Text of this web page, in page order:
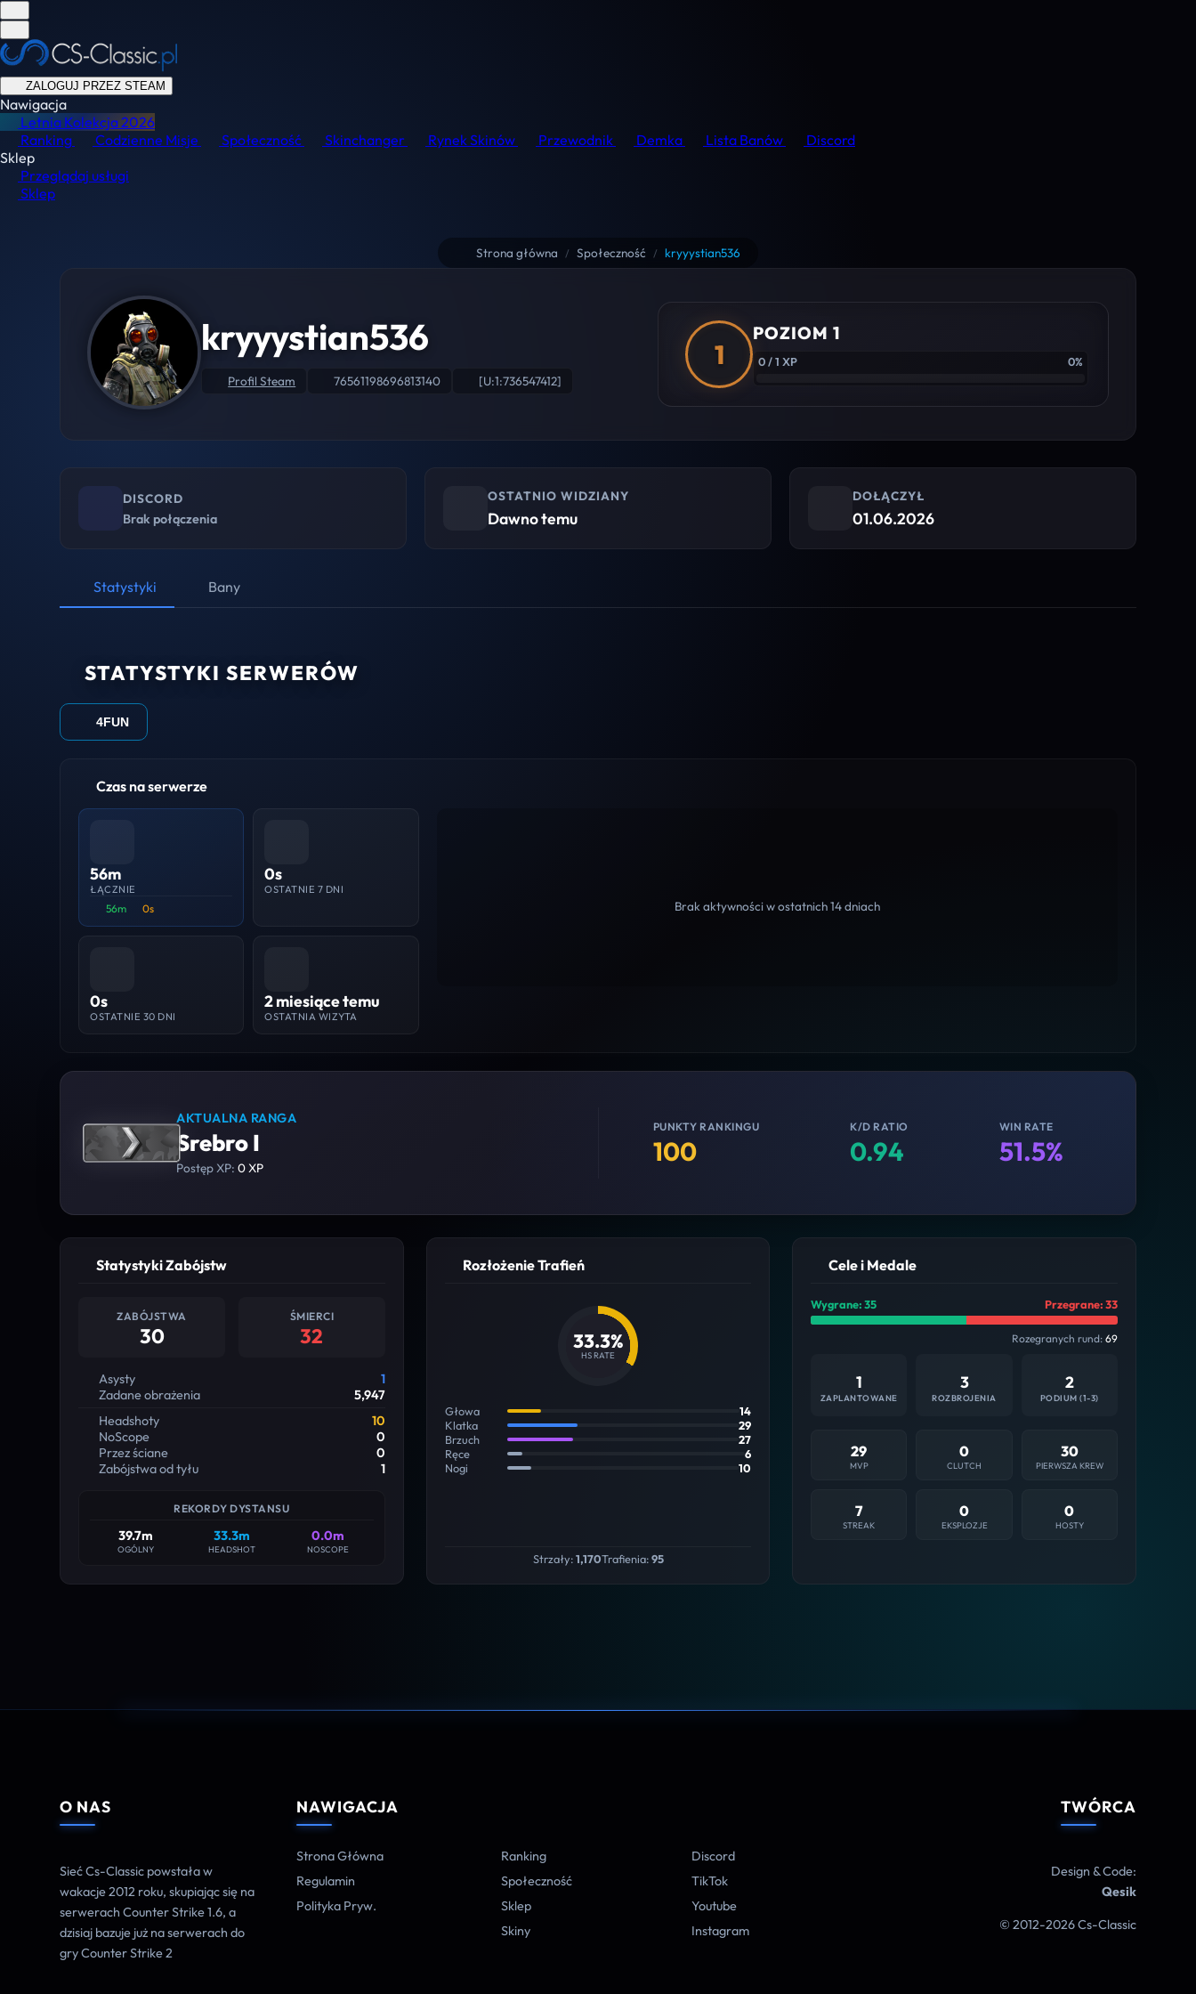
ZALOGUJ PRZEZ STEAM
Nawigacja
Letnia Kolekcja2026
Ranking
Codzienne Misje Społeczność Skinchanger Rynek Skinów Przewodnik Demka Lista Banów
Discord
Sklep
Przeglądaj usługi
Sklep
Strona główna / Społeczność / kryyystian536
kryyystian536
Profil Steam 76561198696813140 [U:1:736547412]
1
POZIOM 1
0 / 1 XP 0%
DISCORD
Brak połączenia
OSTATNIO WIDZIANY
Dawno temu
DOŁĄCZYŁ
01.06.2026
Statystyki Bany
STATYSTYKI SERWERÓW
4FUN
Czas na serwerze
56m
ŁĄCZNIE
56m 0s
0s
OSTATNIE 7 DNI
0s
OSTATNIE 30 DNI
2 miesiące temu
OSTATNIA WIZYTA
Brak aktywności w ostatnich 14 dniach
AKTUALNA RANGA
Srebro I
Postęp XP:0 XP
PUNKTY RANKINGU
100
K/D RATIO
0.94
WIN RATE
51.5%
Statystyki Zabójstw
ZABÓJSTWA
30
ŚMIERCI
32
Asysty
1
Zadane obrażenia
5,947
Headshoty
10
NoScope
0
Przez ściane
0
Zabójstwa od tyłu
1
REKORDY DYSTANSU
39.7m
OGÓLNY
33.3m
HEADSHOT
0.0m
NOSCOPE
Rozłożenie Trafień
33.3%
HS RATE
Głowa
14
Klatka
29
Brzuch
27
Ręce
6
Nogi
10
Strzały:1,170Trafienia:95
Cele i Medale
Wygrane: 35 Przegrane: 33
Rozegranych rund: 69
1
ZAPLANTOWANE
3
ROZBROJENIA
2
PODIUM (1-3)
29
MVP
0
CLUTCH
30
PIERWSZA KREW
7
STREAK
0
EKSPLOZJE
0
HOSTY
O NAS
Sieć Cs-Classic powstała w
wakacje 2012 roku, skupiając się na
serwerach Counter Strike 1.6, a
dzisiaj bazuje już na serwerach do
gry Counter Strike 2
NAWIGACJA
Strona Główna
Regulamin
Polityka Pryw.
Ranking
Społeczność
Sklep
Skiny
Discord
TikTok
Youtube
Instagram
TWÓRCA
Design & Code:
Qesik
© 2012-2026 Cs-Classic